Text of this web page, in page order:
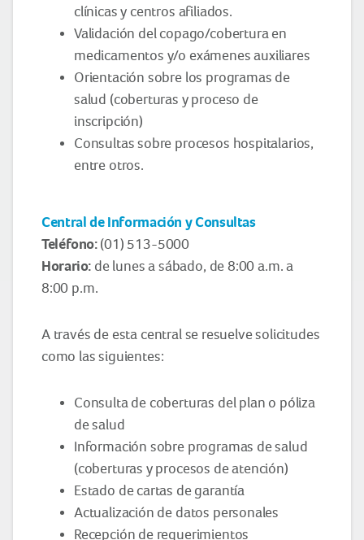
clínicas y centros afiliados.
Validación del copago/cobertura en
medicamentos y/o exámenes auxiliares
Orientación sobre los programas de
salud (coberturas y proceso de
inscripción)
Consultas sobre procesos hospitalarios,
entre otros.
Central de Información y Consultas
Teléfono: (01) 513-5000
Horario: de lunes a sábado, de 8:00 a.m. a
8:00 p.m.
A través de esta central se resuelve solicitudes
como las siguientes:
Consulta de coberturas del plan o póliza
de salud
Información sobre programas de salud
(coberturas y procesos de atención)
Estado de cartas de garantía
Actualización de datos personales
Recepción de requerimientos